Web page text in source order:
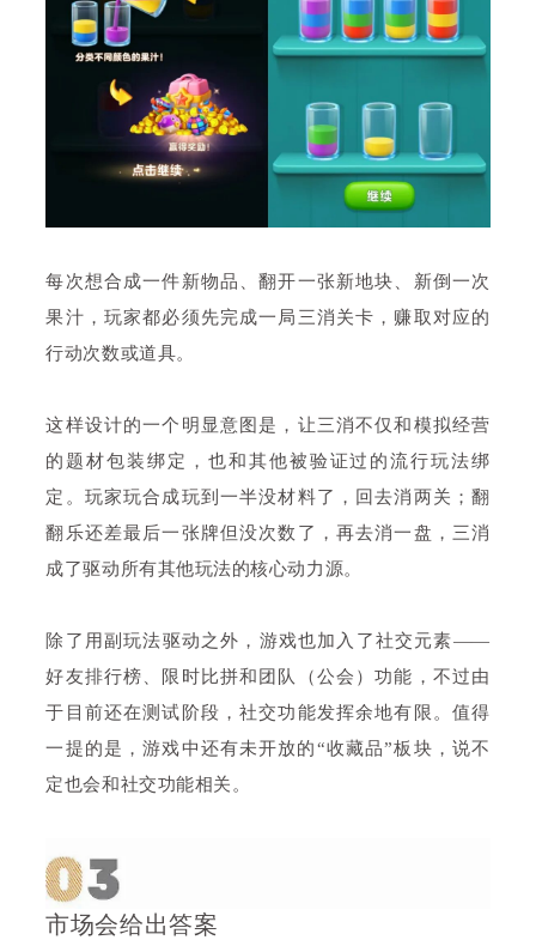
每次想合成一件新物品、翻开一张新地块、新倒一次
果汁，玩家都必须先完成一局三消关卡，赚取对应的
行动次数或道具。
这样设计的一个明显意图是，让三消不仅和模拟经营
的题材包装绑定，也和其他被验证过的流行玩法绑
定。玩家玩合成玩到一半没材料了，回去消两关；翻
翻乐还差最后一张牌但没次数了，再去消一盘，三消
成了驱动所有其他玩法的核心动力源。
除了用副玩法驱动之外，游戏也加入了社交元素——
好友排行榜、限时比拼和团队（公会）功能，不过由
于目前还在测试阶段，社交功能发挥余地有限。值得
一提的是，游戏中还有未开放的“收藏品”板块，说不
定也会和社交功能相关。
市场会给出答案